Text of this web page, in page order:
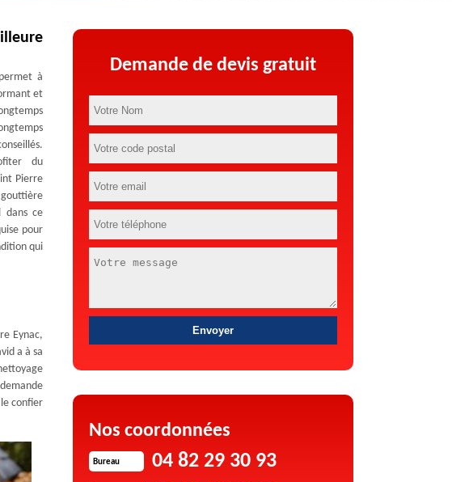
à
et
du
Pierre
dans ce
pour
qui
Eynac,
a à sa
confier
Demande de devis gratuit
Nos coordonnées
Bureau 04 82 29 30 93